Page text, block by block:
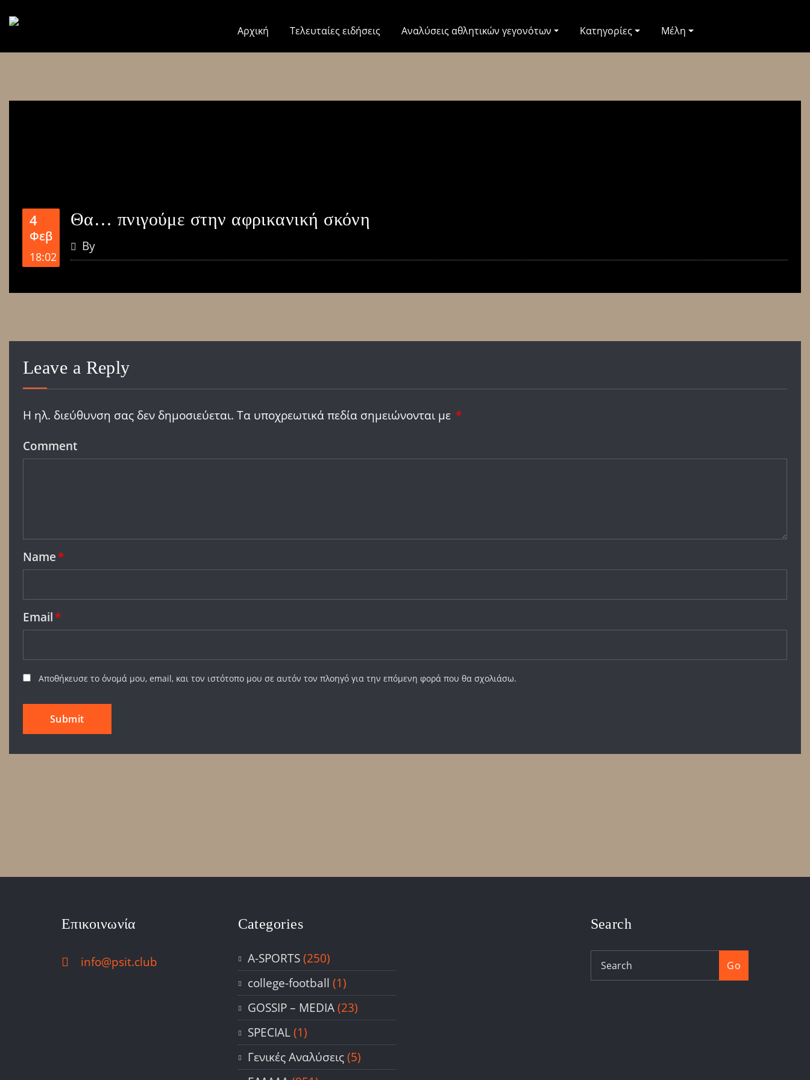
Αρχική Τελευταίες ειδήσεις Αναλύσεις αθλητικών γεγονότων Κατηγορίες Μέλη
4
Φεβ
18:02
Θα… πνιγούμε στην αφρικανική σκόνη
By
Leave a Reply
Η ηλ. διεύθυνση σας δεν δημοσιεύεται. Τα υποχρεωτικά πεδία σημειώνονται με *
Comment
Name*
Email*
Αποθήκευσε το όνομά μου, email, και τον ιστότοπο μου σε αυτόν τον πλοηγό για την επόμενη φορά που θα σχολιάσω.
Επικοινωνία
info@psit.club
Categories
A-SPORTS(250)
college-football (1)
GOSSIP – ΜΕDIA(23)
SPECIAL(1)
Γενικές Αναλύσεις(5)
Search
Go